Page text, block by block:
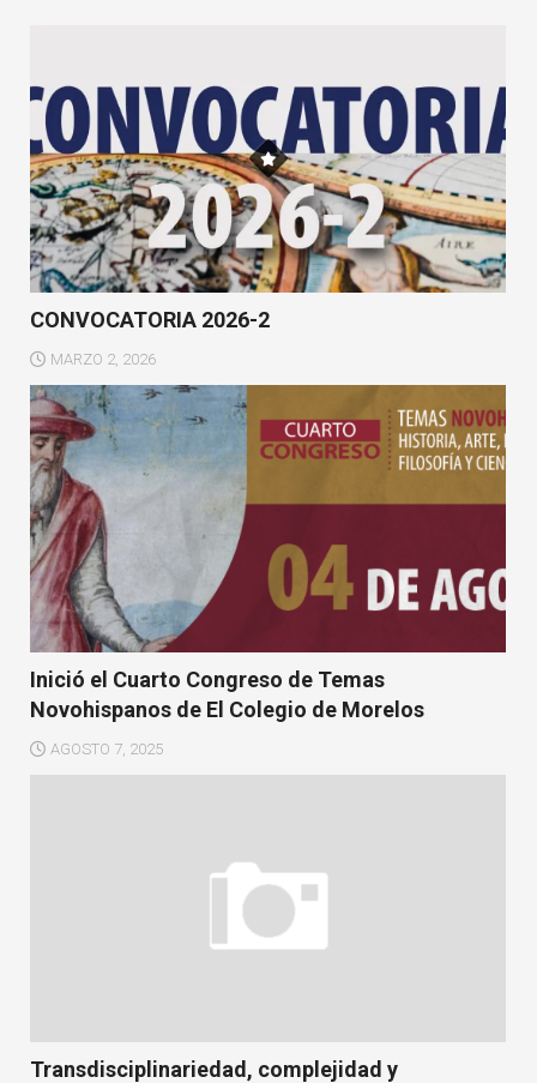
CONVOCATORIA 2026-2
MARZO 2, 2026
Inició el Cuarto Congreso de Temas
Novohispanos de El Colegio de Morelos
AGOSTO 7, 2025
Transdisciplinariedad, complejidad y